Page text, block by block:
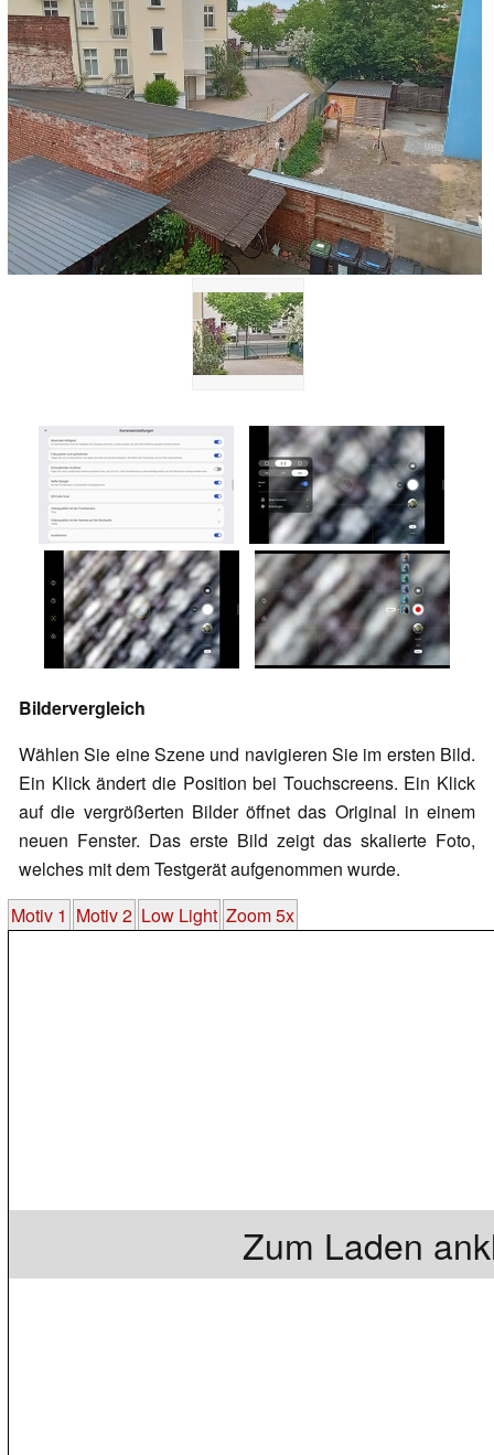
Bildervergleich
Wählen Sie eine Szene und navigieren Sie im ersten Bild.
Ein Klick ändert die Position bei Touchscreens. Ein Klick
auf die vergrößerten Bilder öffnet das Original in einem
neuen Fenster. Das erste Bild zeigt das skalierte Foto,
welches mit dem Testgerät aufgenommen wurde.
Motiv 1 Motiv 2 Low Light Zoom 5x
Zum Laden